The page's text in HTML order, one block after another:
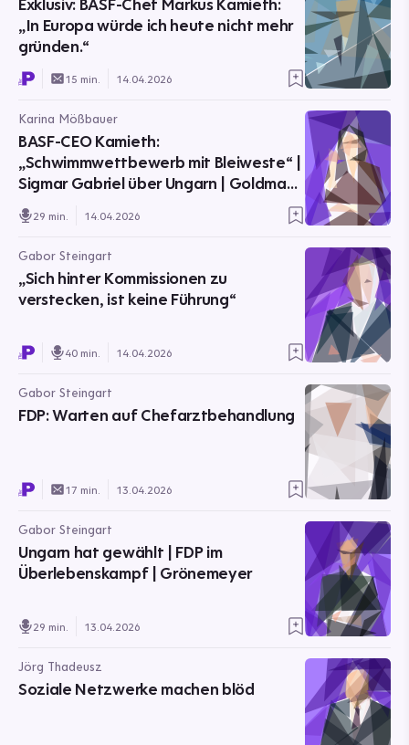
„In Europa würde ich heute nicht mehr
gründen.“
15 min. 14.04.2026
Karina Mößbauer
BASF-CEO Kamieth:
„Schwimmwettbewerb mit Bleiweste“ |
Sigmar Gabriel über Ungarn | Goldman
Sachs
29 min. 14.04.2026
Gabor Steingart
„Sich hinter Kommissionen zu
verstecken, ist keine Führung“
40 min. 14.04.2026
Gabor Steingart
FDP: Warten auf Chefarztbehandlung
17 min. 13.04.2026
Gabor Steingart
Ungarn hat gewählt | FDP im
Überlebenskampf | Grönemeyer
29 min. 13.04.2026
Jörg Thadeusz
Soziale Netzwerke machen blöd